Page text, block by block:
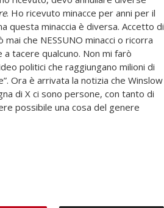
. Ho ricevuto minacce per anni per il
questa minaccia è diversa. Accetto di
che NESSUNO minacci o ricorra
tacere qualcuno. Non mi farò
politici che raggiungano milioni di
Ora è arrivata la notizia che Winslow
di X ci sono persone, con tanto di
possibile una cosa del genere